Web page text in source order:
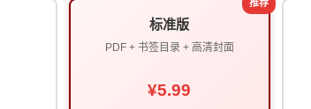
推荐
标准版
PDF + 书签目录 + 高清封面
¥5.99